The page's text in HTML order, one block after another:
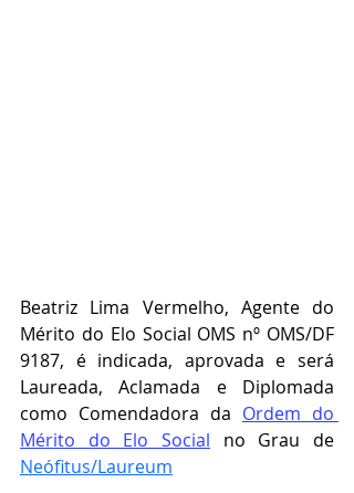
Beatriz Lima Vermelho, Agente do
Mérito do Elo Social OMS nº OMS/DF
9187, é indicada, aprovada e será
Laureada, Aclamada e Diplomada
como Comendadora da Ordem do
Mérito do Elo Social
Neófitus/Laureum